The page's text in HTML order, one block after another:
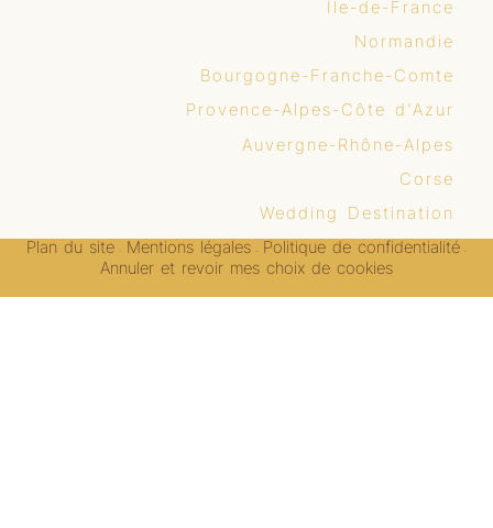
Ile-de-France
Normandie
Bourgogne-Franche-Comte
Provence-Alpes-Côte d'Azur
Auvergne-Rhône-Alpes
Corse
Wedding Destination
Plan du site- Mentions légales- Politique de confidentialité-
Annuler et revoir mes choix de cookies